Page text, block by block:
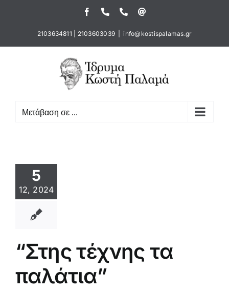
περιεχόμενο
FacebookΤηλέφωνοΤηλέφωνο
2103634811 2103603039 info@kostispalamas.gr
Μετάβαση σε ...
5
12, 2024
“Στης τέχνης τα
παλάτια”